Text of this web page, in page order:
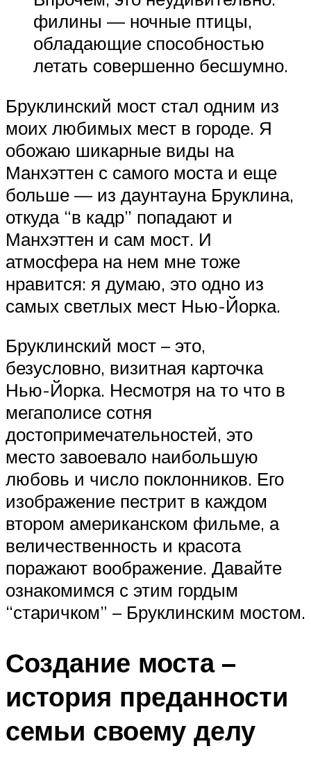
филины — ночные птицы,
обладающие способностью
летать совершенно бесшумно.
Бруклинский мост стал одним из
моих любимых мест в городе. Я
обожаю шикарные виды на
Манхэттен с самого моста и еще
больше — из даунтауна Бруклина,
откуда “в кадр” попадают и
Манхэттен и сам мост. И
атмосфера на нем мне тоже
нравится: я думаю, это одно из
самых светлых мест Нью-Йорка.
Бруклинский мост – это,
безусловно, визитная карточка
Нью-Йорка. Несмотря на то что в
мегаполисе сотня
достопримечательностей, это
место завоевало наибольшую
любовь и число поклонников. Его
изображение пестрит в каждом
втором американском фильме, а
величественность и красота
поражают воображение. Давайте
ознакомимся с этим гордым
“старичком” – Бруклинским мостом.
Создание моста –
история преданности
семьи своему делу